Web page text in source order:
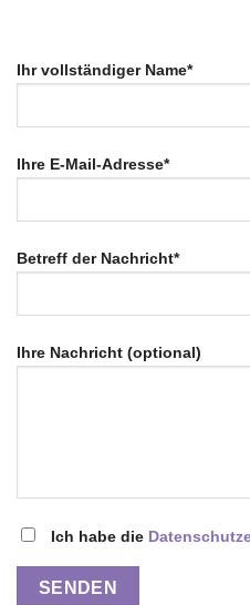
Ihr vollständiger Name*
Ihre E-Mail-Adresse*
Betreff der Nachricht*
Ihre Nachricht (optional)
Ich habe die